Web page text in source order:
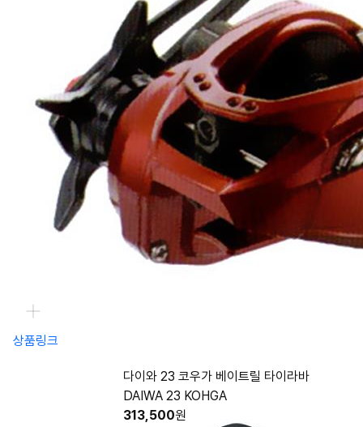
상품링크
다이와 23 코우가 베이트릴 타이라바
DAIWA 23 KOHGA
313,500원